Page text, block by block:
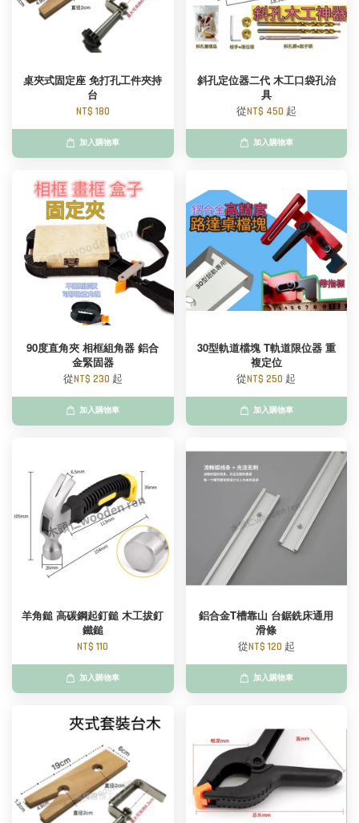
桌夾式固定座 免打孔工件夾持
台
NT$ 180
加入購物車
斜孔定位器二代 木工口袋孔治
具
從NT$ 450 起
加入購物車
90度直角夾 相框組角器 鋁合
金緊固器
從NT$ 230 起
加入購物車
30型軌道檔塊 T軌道限位器 重
複定位
從NT$ 250 起
加入購物車
羊角鎚 高碳鋼起釘鎚 木工拔釘
鐵鎚
NT$ 110
加入購物車
鋁合金T槽靠山 台鋸銑床通用
滑條
從NT$ 120 起
加入購物車